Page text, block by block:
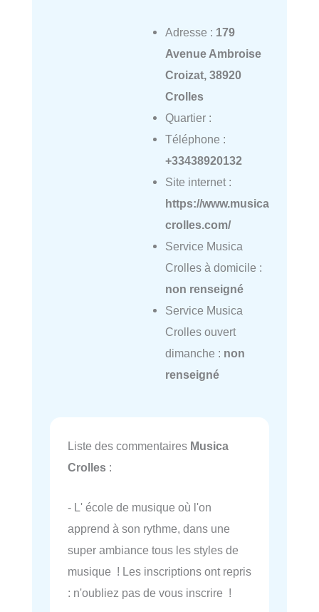
Adresse : 179
Avenue Ambroise
Croizat, 38920
Crolles
Quartier :
Téléphone :
+33438920132
Site internet :
https://www.musica
crolles.com/
Service Musica
Crolles à domicile :
non renseigné
Service Musica
Crolles ouvert
dimanche : non
renseigné
Liste des commentaires Musica
Crolles :
- L' école de musique où l'on
apprend à son rythme, dans une
super ambiance tous les styles de
musique ! Les inscriptions ont repris
: n'oubliez pas de vous inscrire !